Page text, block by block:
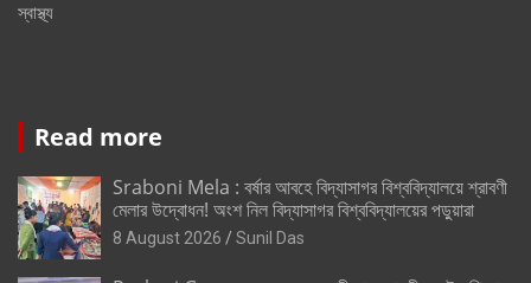
স্বাস্থ্য
Read more
Sraboni Mela : বর্ষার আবহে বিদ্যাসাগর বিশ্ববিদ্যালয়ে শ্রাবণী
মেলার উদ্বোধন! অংশ নিল বিদ্যাসাগর বিশ্ববিদ্যালয়ের পড়ুয়ারা
8 August 2026 Sunil Das